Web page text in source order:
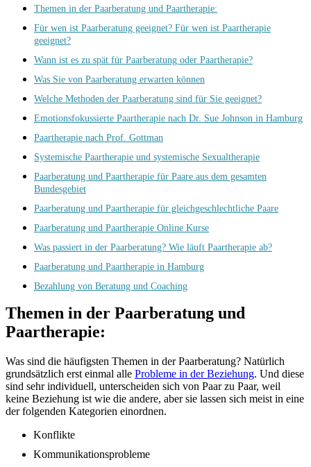
Themen in der Paarberatung und Paartherapie:
Für wen ist Paarberatung geeignet? Für wen ist Paartherapie
geeignet?
Wann ist es zu spät für Paarberatung oder Paartherapie?
Was Sie von Paarberatung erwarten können
Welche Methoden der Paarberatung sind für Sie geeignet?
Emotionsfokussierte Paartherapie nach Dr. Sue Johnson in Hamburg
Paartherapie nach Prof. Gottman
Systemische Paartherapie und systemische Sexualtherapie
Paarberatung und Paartherapie für Paare aus dem gesamten
Bundesgebiet
Paarberatung und Paartherapie für gleichgeschlechtliche Paare
Paarberatung und Paartherapie Online Kurse
Was passiert in der Paarberatung? Wie läuft Paartherapie ab?
Paarberatung und Paartherapie in Hamburg
Bezahlung von Beratung und Coaching
Themen in der Paarberatung und
Paartherapie:
Was sind die häufigsten Themen in der Paarberatung? Natürlich
grundsätzlich erst einmal alle Probleme in der Beziehung. Und diese
sind sehr individuell, unterscheiden sich von Paar zu Paar, weil
keine Beziehung ist wie die andere, aber sie lassen sich meist in eine
der folgenden Kategorien einordnen.
Konflikte
Kommunikationsprobleme